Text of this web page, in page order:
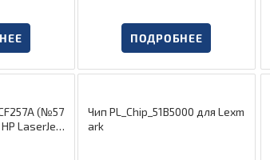
ПОДРОБНЕЕ
(№57
LaserJet
Чип PL_Chip_51B5000 для Lexm
ark